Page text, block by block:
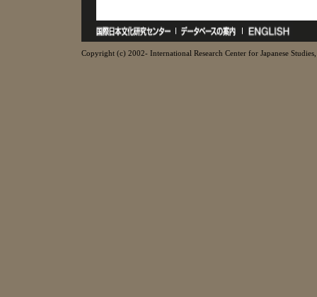
Copyright (c) 2002- International Research Center for Japanese